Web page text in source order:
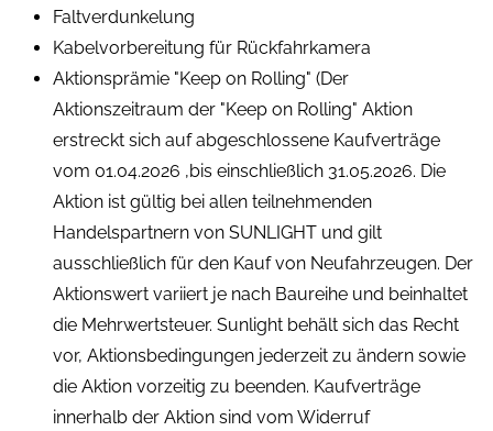
Faltverdunkelung
Kabelvorbereitung für Rückfahrkamera
Aktionsprämie "Keep on Rolling" (Der
Aktionszeitraum der "Keep on Rolling" Aktion
erstreckt sich auf abgeschlossene Kaufverträge
vom 01.04.2026 ,bis einschließlich 31.05.2026. Die
Aktion ist gültig bei allen teilnehmenden
Handelspartnern von SUNLIGHT und gilt
ausschließlich für den Kauf von Neufahrzeugen. Der
Aktionswert variiert je nach Baureihe und beinhaltet
die Mehrwertsteuer. Sunlight behält sich das Recht
vor, Aktionsbedingungen jederzeit zu ändern sowie
die Aktion vorzeitig zu beenden. Kaufverträge
innerhalb der Aktion sind vom Widerruf